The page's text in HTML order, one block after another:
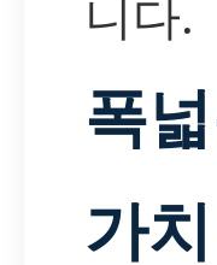
니다.
폭
가